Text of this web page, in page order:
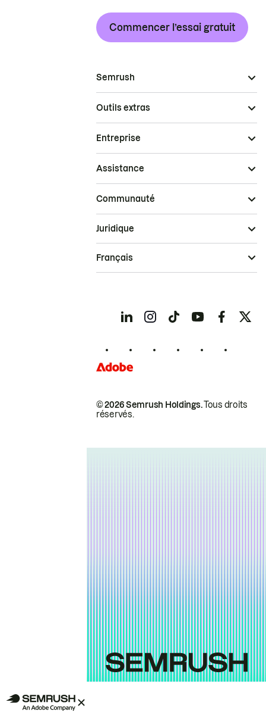
Commencer l’essai gratuit
Semrush
Outils extras
Entreprise
Assistance
Communauté
© 2026 Semrush Holdings.Tous droits
réservés.
Juridique
Français